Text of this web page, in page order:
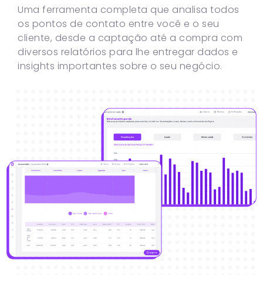
Uma ferramenta completa que analisa todos
os pontos de contato entre você e o seu
cliente, desde a captação até a compra com
diversos relatórios para lhe entregar dados e
insights importantes sobre o seu negócio.